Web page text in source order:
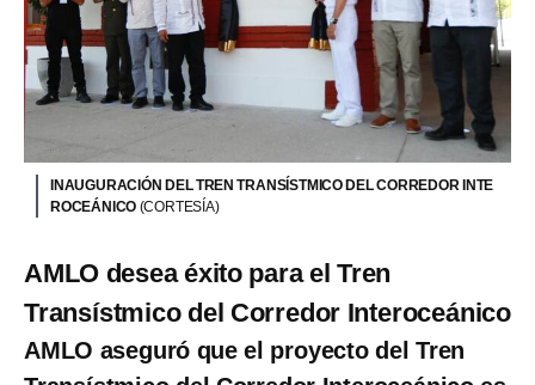
INAUGURACIÓN DEL TREN TRANSÍSTMICO DEL CORREDOR INTE
ROCEÁNICO (CORTESÍA)
AMLO desea éxito para el Tren
Transístmico del Corredor Interoceánico
AMLO aseguró que el proyecto del Tren